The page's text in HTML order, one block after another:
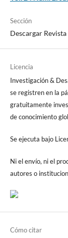
Sección
Descargar Revista
Licencia
Investigación &
se registren en la
gratuitamente
de conocimiento
Se ejecuta bajo
Ni el envío, ni el
autores o
Cómo citar